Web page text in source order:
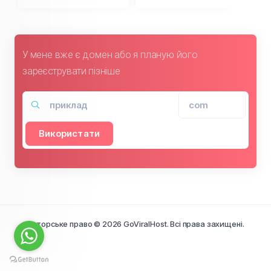
У мене вже є домен або я планую його
зареєструвати пізніше
Використати
Авторське право © 2026 GoViralHost. Всі права захищені.